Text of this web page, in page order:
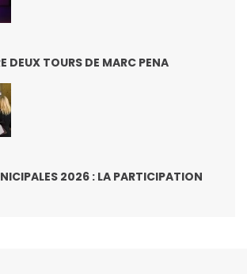
DEUX TOURS DE MARC PENA
2026 : LA PARTICIPATION